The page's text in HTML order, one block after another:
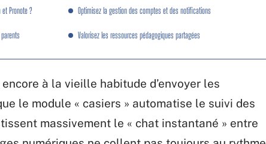
Pronote ? Optimisez la gestion des comptes et des notifications
Valorisez les ressources pédagogiques partagées
à la vieille habitude d’envoyer les
le module « casiers » automatise le suivi des
massivement le « chat instantané » entre